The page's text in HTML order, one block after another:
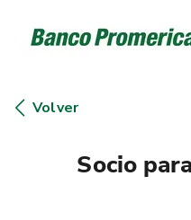
Volver
Socio